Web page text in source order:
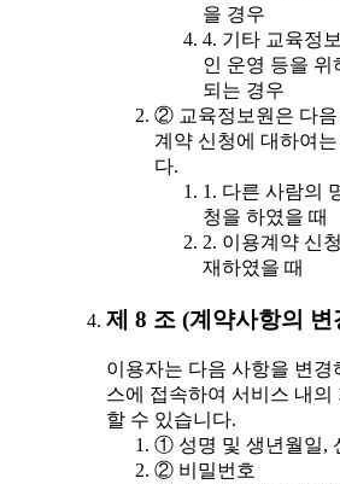
을 경우
4. 기타 교육정
인 운영 등을 위
되는 경우
② 교육정보원은 다음
계약 신청에 대하여
다.
1. 다른 사람의
청을 하였을 때
2. 이용계약 신
재하였을 때
제 8 조 (계약사항의 변
이용자는 다음 사항을 변경
스에 접속하여 서비스 내의
할 수 있습니다.
① 성명 및 생년월일,
② 비밀번호